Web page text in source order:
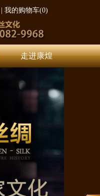
我的购物车(0)
走进康煌